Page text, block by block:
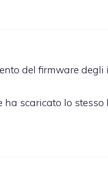
del firmware degli
scaricato lo stesso